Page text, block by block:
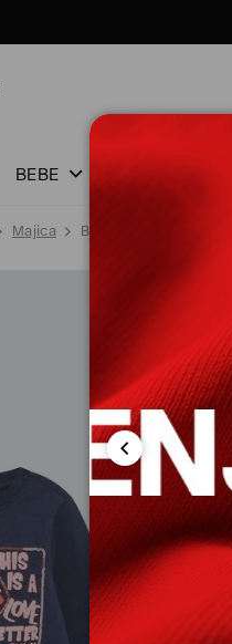
BEBE
Majica BLUZA SA DUGIM